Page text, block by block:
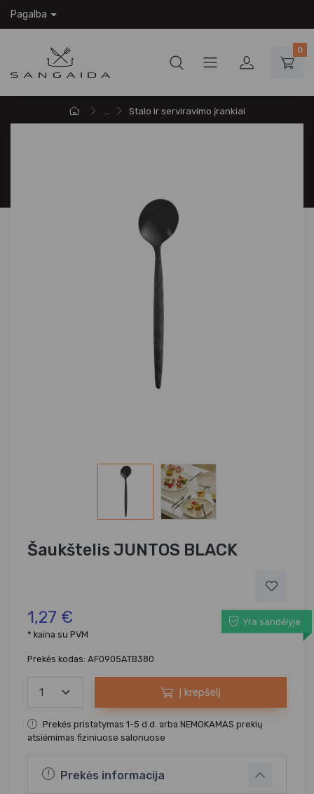
Pagalba
0
... Stalo ir serviravimo įrankiai
Šaukštelis JUNTOS BLACK
1,27 €
Yra sandėlyje
* kaina su PVM
Prekės kodas: AF0905ATB380
Į krepšelį
Prekės pristatymas 1-5 d.d. arba NEMOKAMAS prekių
atsiėmimas fiziniuose salonuose
Prekės informacija